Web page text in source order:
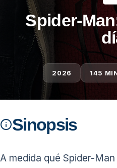
Spider-
2026 145
Sinopsis
A medida qué Spider-